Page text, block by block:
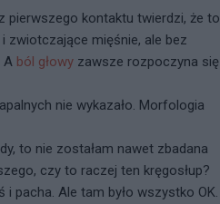
pierwszego kontaktu twierdzi, że to
zwiotczające mięśnie, ale bez
A ból głowy zawsze rozpoczyna się
nie wykazało. Morfologia
to nie zostałam nawet zbadana
czy to raczej ten kręgosłup?
i pacha. Ale tam było wszystko OK.